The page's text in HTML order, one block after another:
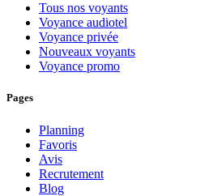
Tous nos voyants
Voyance audiotel
Voyance privée
Nouveaux voyants
Voyance promo
Pages
Planning
Favoris
Avis
Recrutement
Blog